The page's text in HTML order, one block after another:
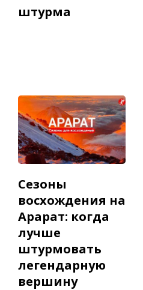
штурма
Сезоны
восхождения на
Арарат: когда
лучше
штурмовать
легендарную
вершину